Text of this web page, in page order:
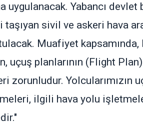
uygulanacak. Yabancı
taşıyan sivil ve askeri hava
Muafiyet kapsamında,
uçuş planlarının (Flight
zorunludur. Yolcularımızın
ilgili hava yolu